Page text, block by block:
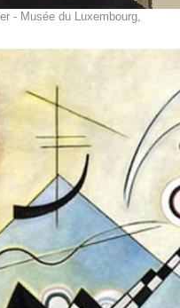
- Musée du Luxembourg,